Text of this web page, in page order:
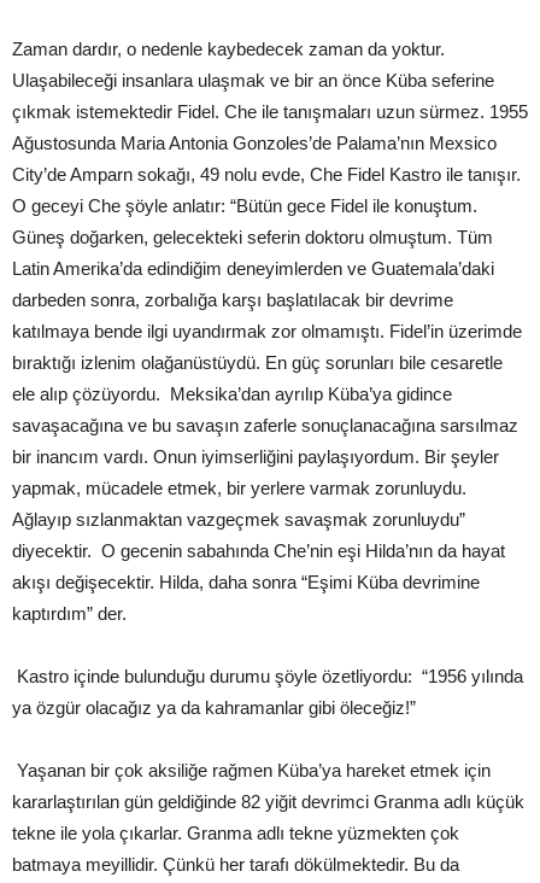
Zaman dardır, o nedenle kaybedecek zaman da yoktur.
Ulaşabileceği insanlara ulaşmak ve bir an önce Küba seferine
çıkmak istemektedir Fidel. Che ile tanışmaları uzun sürmez. 1955
Ağustosunda Maria Antonia Gonzoles’de Palama’nın Mexsico
City’de Amparn sokağı, 49 nolu evde, Che Fidel Kastro ile tanışır.
O geceyi Che şöyle anlatır: “Bütün gece Fidel ile konuştum.
Güneş doğarken, gelecekteki seferin doktoru olmuştum. Tüm
Latin Amerika’da edindiğim deneyimlerden ve Guatemala’daki
darbeden sonra, zorbalığa karşı başlatılacak bir devrime
katılmaya bende ilgi uyandırmak zor olmamıştı. Fidel’in üzerimde
bıraktığı izlenim olağanüstüydü. En güç sorunları bile cesaretle
ele alıp çözüyordu. Meksika’dan ayrılıp Küba’ya gidince
savaşacağına ve bu savaşın zaferle sonuçlanacağına sarsılmaz
bir inancım vardı. Onun iyimserliğini paylaşıyordum. Bir şeyler
yapmak, mücadele etmek, bir yerlere varmak zorunluydu.
Ağlayıp sızlanmaktan vazgeçmek savaşmak zorunluydu”
diyecektir. O gecenin sabahında Che’nin eşi Hilda’nın da hayat
akışı değişecektir. Hilda, daha sonra “Eşimi Küba devrimine
kaptırdım” der.
Kastro içinde bulunduğu durumu şöyle özetliyordu: “1956 yılında
ya özgür olacağız ya da kahramanlar gibi öleceğiz!”
Yaşanan bir çok aksiliğe rağmen Küba’ya hareket etmek için
kararlaştırılan gün geldiğinde 82 yiğit devrimci Granma adlı küçük
tekne ile yola çıkarlar. Granma adlı tekne yüzmekten çok
batmaya meyillidir. Çünkü her tarafı dökülmektedir. Bu da